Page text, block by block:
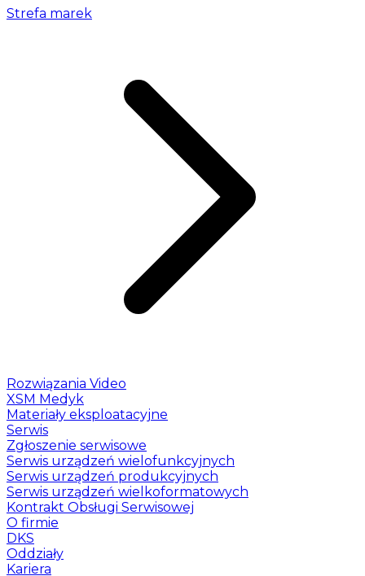
Strefa marek
Rozwiązania Video
XSM Medyk
Materiały eksploatacyjne
Serwis
Zgłoszenie serwisowe
Serwis urządzeń wielofunkcyjnych
Serwis urządzeń produkcyjnych
Serwis urządzeń wielkoformatowych
Kontrakt Obsługi Serwisowej
O firmie
DKS
Oddziały
Kariera